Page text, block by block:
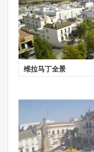
维拉马丁全景